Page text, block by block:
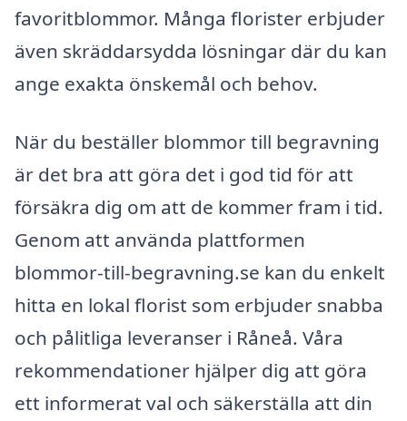
favoritblommor. Många florister erbjuder
även skräddarsydda lösningar där du kan
ange exakta önskemål och behov.
När du beställer blommor till begravning
är det bra att göra det i god tid för att
försäkra dig om att de kommer fram i tid.
Genom att använda plattformen
blommor-till-begravning.se kan du enkelt
hitta en lokal florist som erbjuder snabba
och pålitliga leveranser i Råneå. Våra
rekommendationer hjälper dig att göra
ett informerat val och säkerställa att din